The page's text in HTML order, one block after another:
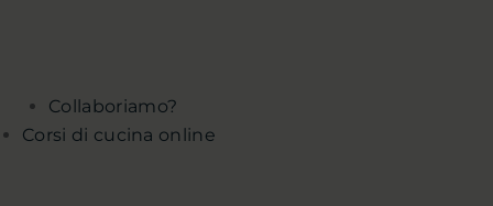
Collaboriamo?
Corsi di cucina online